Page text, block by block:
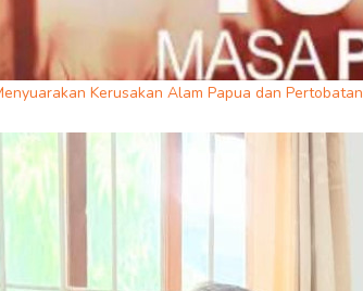
Kerusakan Alam Papua dan Pertobatan